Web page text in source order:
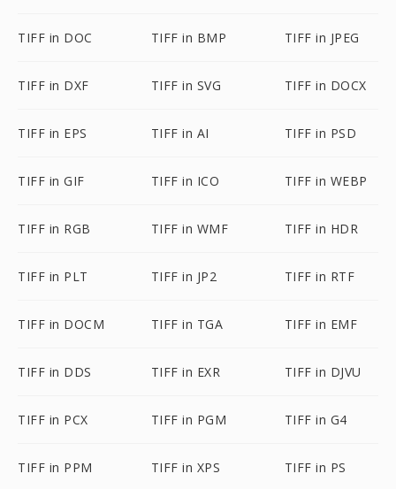
TIFF in DOC TIFF in BMP TIFF in JPEG
TIFF in DXF TIFF in SVG TIFF in DOCX
TIFF in EPS TIFF in AI TIFF in PSD
TIFF in GIF TIFF in ICO TIFF in WEBP
TIFF in RGB TIFF in WMF TIFF in HDR
TIFF in PLT TIFF in JP2 TIFF in RTF
TIFF in DOCM TIFF in TGA TIFF in EMF
TIFF in DDS TIFF in EXR TIFF in DJVU
TIFF in PCX TIFF in PGM TIFF in G4
TIFF in PPM TIFF in XPS TIFF in PS